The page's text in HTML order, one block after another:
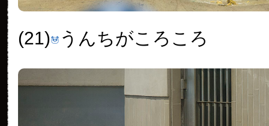
(21) うんちがころころ